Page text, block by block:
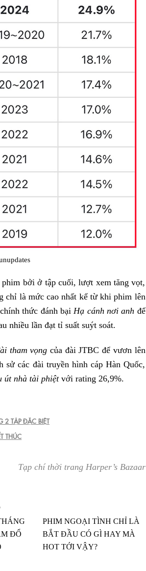
phim bởi ở tập cuối, lượt xem tăng vọt,
chỉ là mức cao nhất kể từ khi phim lên
chính thức đánh bại Hạ cánh nơi anh để
nhiều lần đạt tỉ suất suýt soát.
tham vọng của đài JTBC để vươn lên
các đài truyền hình cáp Hàn Quốc,
út nhà tài phiệtvới rating 26,9%.
2 TẬP ĐẶC BIỆT
THÚC
Tạp chí thời trang Harper’s Bazaar
ĐỔ
PHIM NGOẠI TÌNH CHỈ LÀ
BẮT ĐẦU CÓ GÌ HAY MÀ
HOT TỚI VẬY?